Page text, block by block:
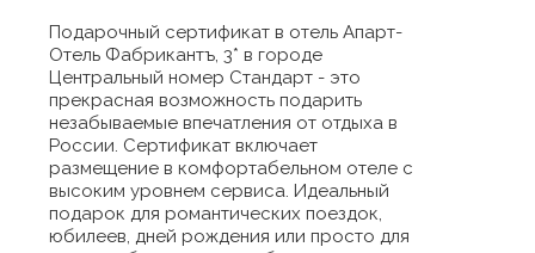
Подарочный сертификат в отель Апарт-
Отель Фабрикантъ, 3* в городе
Центральный номер Стандарт - это
прекрасная возможность подарить
незабываемые впечатления от отдыха в
России. Сертификат включает
размещение в комфортабельном отеле с
высоким уровнем сервиса. Идеальный
подарок для романтических поездок,
юбилеев, дней рождения или просто для